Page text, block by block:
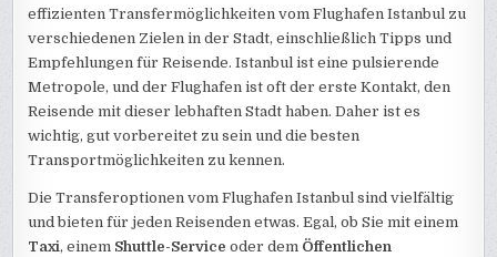
effizienten Transfermöglichkeiten vom Flughafen Istanbul zu
verschiedenen Zielen in der Stadt, einschließlich Tipps und
Empfehlungen für Reisende. Istanbul ist eine pulsierende
Metropole, und der Flughafen ist oft der erste Kontakt, den
Reisende mit dieser lebhaften Stadt haben. Daher ist es
wichtig, gut vorbereitet zu sein und die besten
Transportmöglichkeiten zu kennen.
Die Transferoptionen vom Flughafen Istanbul sind vielfältig
und bieten für jeden Reisenden etwas. Egal, ob Sie mit einem
Taxi, einem Shuttle-Service oder dem Öffentlichen